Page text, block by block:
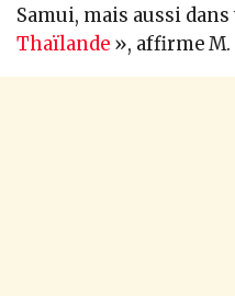
Samui, mais aussi
Thaïlande », affirme M.